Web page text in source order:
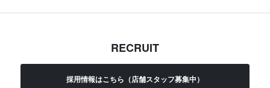
RECRUIT
採用情報はこちら（店舗スタッフ募集中）